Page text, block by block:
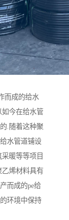
而成的给水
今在给水管
.随着这种聚
水管道铺设
暖等等项目
烯材料具有
而成的pe给
环境中保持